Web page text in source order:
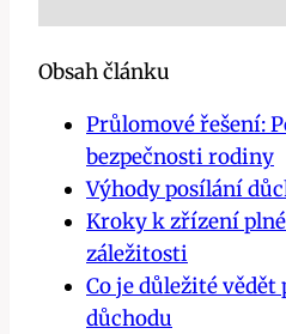
Obsah článku
Průlomové řešení:
bezpečnosti rodiny
Výhody posílání
Kroky k zřízení
záležitosti
Co je důležité vědět
důchodu